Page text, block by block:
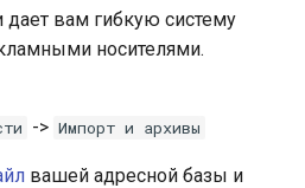
дает вам гибкую систему
носителями.
-> Импорт и архивы
вашей адресной базы и